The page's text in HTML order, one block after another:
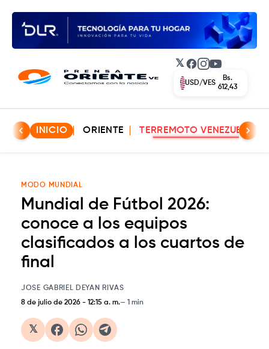
𝕏 Facebook
Instagram
YouTube
USD/VES
Bs.
612,43
INICIO ORIENTE TERREMOTO VENEZUELA
MODO MUNDIAL
Mundial de Fútbol 2026:
conoce a los equipos
clasificados a los cuartos de
final
JOSE GABRIEL DEYAN RIVAS
8 de julio de 2026 - 12:15 a. m. 1 min
𝕏